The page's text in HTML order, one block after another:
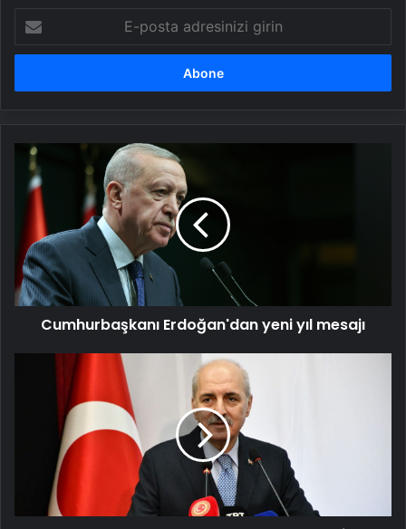
posta
adresinizi
Cumhurbaşkanı
Erdoğan'dan
yeni
mesajı
Cumhurbaşkanı Erdoğan'dan yeni yıl mesajı
Kurtulmuş'tan